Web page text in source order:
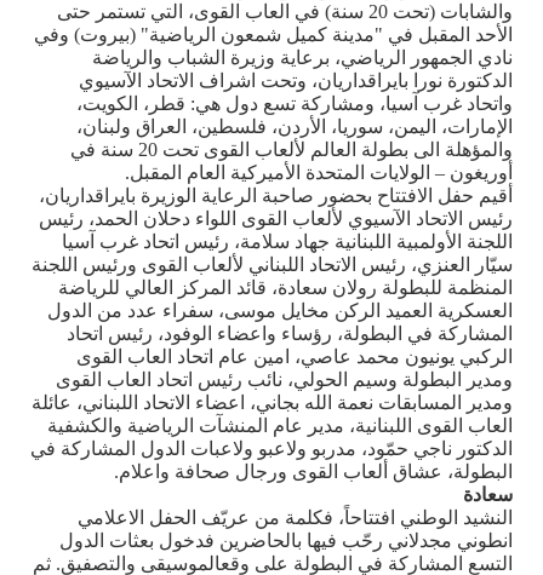
والشابات (تحت 20 سنة) في العاب القوى، التي تستمر حتى
الأحد المقبل في "مدينة كميل شمعون الرياضية" (بيروت) وفي
نادي الجمهور الرياضي، برعاية وزيرة الشباب والرياضة
الدكتورة نورا بايراقداريان، وتحت اشراف الاتحاد الآسيوي
واتحاد غرب آسيا، ومشاركة تسع دول هي: قطر، الكويت،
الإمارات، اليمن، سوريا، الأردن، فلسطين، العراق ولبنان،
والمؤهلة الى بطولة العالم لألعاب القوى تحت 20 سنة في
أوريغون – الولايات المتحدة الأميركية العام المقبل.
أقيم حفل الافتتاح بحضور صاحبة الرعاية الوزيرة بايراقداريان،
رئيس الاتحاد الآسيوي لألعاب القوى اللواء دحلان الحمد، رئيس
اللجنة الأولمبية اللبنانية جهاد سلامة، رئيس اتحاد غرب آسيا
سيّار العنزي، رئيس الاتحاد اللبناني لألعاب القوى ورئيس اللجنة
المنظمة للبطولة رولان سعادة، قائد المركز العالي للرياضة
العسكرية العميد الركن مخايل موسى، سفراء عدد من الدول
المشاركة في البطولة، رؤساء واعضاء الوفود، رئيس اتحاد
الركبي يونيون محمد عاصي، امين عام اتحاد العاب القوى
ومدير البطولة وسيم الحولي، نائب رئيس اتحاد العاب القوى
ومدير المسابقات نعمة الله بجاني، اعضاء الاتحاد اللبناني، عائلة
العاب القوى اللبنانية، مدير عام المنشآت الرياضية والكشفية
الدكتور ناجي حمّود، مدربو ولاعبو ولاعبات الدول المشاركة في
البطولة، عشاق ألعاب القوى ورجال صحافة واعلام.
سعادة
النشيد الوطني افتتاحاً، فكلمة من عريّف الحفل الاعلامي
انطوني مجدلاني رحّب فيها بالحاضرين فدخول بعثات الدول
التسع المشاركة في البطولة على وقعالموسيقى والتصفيق. ثم